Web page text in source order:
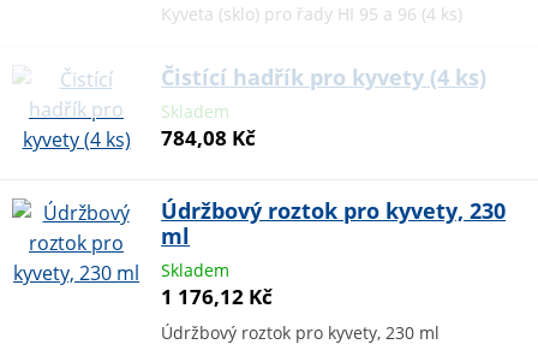
Kyveta (sklo) pro řady HI 95 a 96 (4 ks)
Čistící hadřík pro kyvety (4 ks)
Skladem
784,08 Kč
Údržbový roztok pro kyvety, 230
ml
Skladem
1 176,12 Kč
Údržbový roztok pro kyvety, 230 ml